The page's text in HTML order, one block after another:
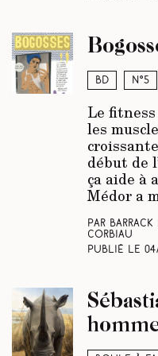
BD N°5
Le fitness
les
début de
ça aide à
Médor a
Par Barrack
Corbiau
Publié le